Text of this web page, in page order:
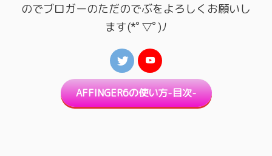
のでブロガーのただのでぶをよろしくお願いし
ます(*ﾟ▽ﾟ)ﾉ
AFFINGER6の使い方-目次-